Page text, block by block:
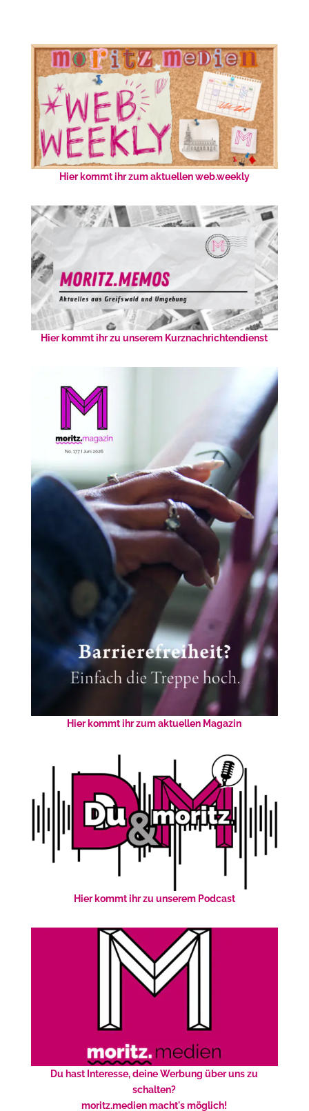
Hier kommt ihr zum aktuellen web.weekly
Hier kommt ihr zu unserem Kurznachrichtendienst
Hier kommt ihr zum aktuellen Magazin
Hier kommt ihr zu unserem Podcast
Du hast Interesse, deine Werbung über uns zu
schalten?
moritz.medien macht's möglich!